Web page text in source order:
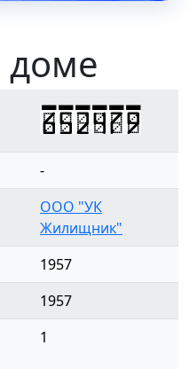
доме
652479
-
ООО "УК
Жилищник"
1957
1957
1